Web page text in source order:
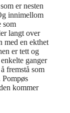
som er nesten
innimellom
som
langt over
med en ekthet
er tett og
ganger
fremstå som
Pompøs
kommer